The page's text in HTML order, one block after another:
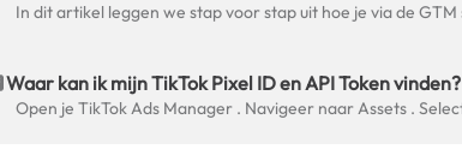
Waar kan ik mijn TikTok Pixel ID en API Token vinden?